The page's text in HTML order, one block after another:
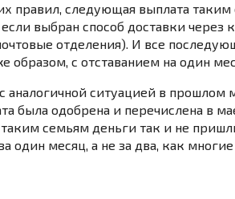
правил, следующая выплата таким
если выбран способ доставки
отделения). И все
образом, с отставанием на один
аналогичной ситуацией в прошлом
была одобрена и перечислена в
семьям деньги так и не
один месяц, а не за два, как